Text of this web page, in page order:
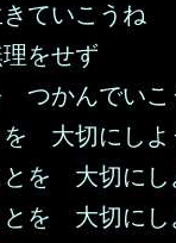
ていこうね
をせず
つかんでいこ
を 大切にしよ
とを 大切にし
とを 大切にし